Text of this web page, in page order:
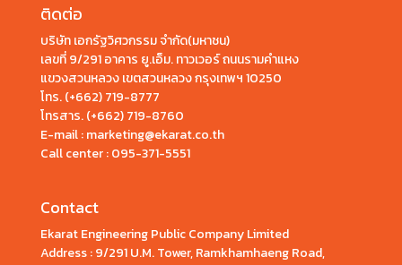
ติดต่อ
บริษัท เอกรัฐวิศวกรรม จำกัด(มหาชน)
เลขที่ 9/291 อาคาร ยู.เอ็ม. ทาวเวอร์ ถนนรามคำแหง
แขวงสวนหลวง เขตสวนหลวง กรุงเทพฯ 10250
โทร.(+662) 719-8777
โทรสาร. (+662) 719-8760
E-mail : marketing@ekarat.co.th
Call center :095-371-5551
Contact
Ekarat Engineering Public Company Limited
Address : 9/291 U.M. Tower, Ramkhamhaeng Road,